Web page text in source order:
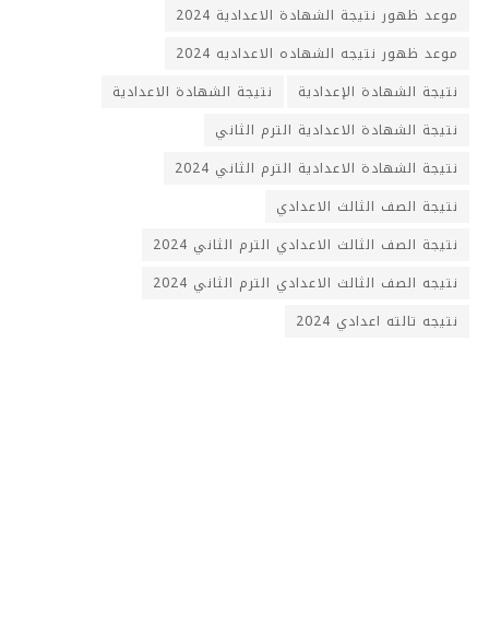
موعد ظهور نتيجة الشهادة الاعدادية 2024
موعد ظهور نتيجه الشهاده الاعداديه 2024
نتيجة الشهادة الإعدادية
نتيجة الشهادة الاعدادية
نتيجة الشهادة الاعدادية الترم الثاني
نتيجة الشهادة الاعدادية الترم الثاني 2024
نتيجة الصف الثالث الاعدادي
نتيجة الصف الثالث الاعدادي الترم الثاني 2024
نتيجه الصف الثالث الاعدادي الترم الثاني 2024
نتيجه تالته اعدادي 2024